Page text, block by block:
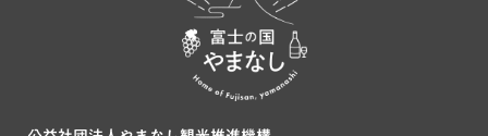
まなし